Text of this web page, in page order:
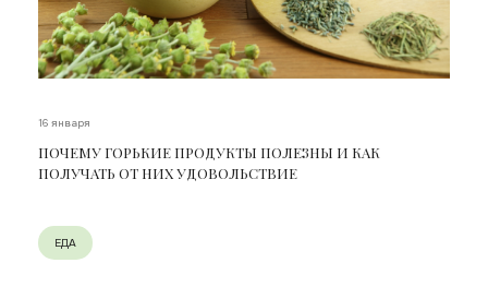
16 января
ПОЧЕМУ ГОРЬКИЕ ПРОДУКТЫ ПОЛЕЗНЫ И КАК
ПОЛУЧАТЬ ОТ НИХ УДОВОЛЬСТВИЕ
ЕДА